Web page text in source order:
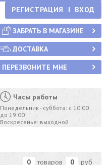
РЕГИСТРАЦИЯ ВХОД
ЗАБРАТЬ В МАГАЗИНЕ
ДОСТАВКА
ПЕРЕЗВОНИТЕ МНЕ
Часы работы
Понедельник - суббота: с 10:00
до 19:00
Воскресенье: выходной
0 товаров 0 руб.